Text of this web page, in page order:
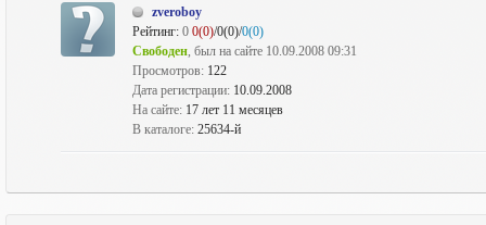
zveroboy
Рейтинг: 0 0(0)/0(0)/0(0)
Свободен, был на сайте 10.09.2008 09:31
Просмотров: 122
Дата регистрации: 10.09.2008
На сайте: 17 лет 11 месяцев
В каталоге: 25634-й